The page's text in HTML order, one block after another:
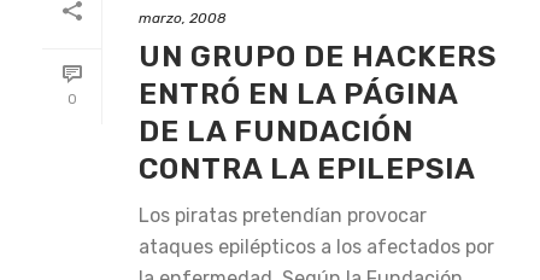
0
marzo, 2008
UN GRUPO DE HACKERS
ENTRÓ EN LA PÁGINA
DE LA FUNDACIÓN
CONTRA LA EPILEPSIA
Los piratas pretendían provocar
ataques epilépticos a los afectados por